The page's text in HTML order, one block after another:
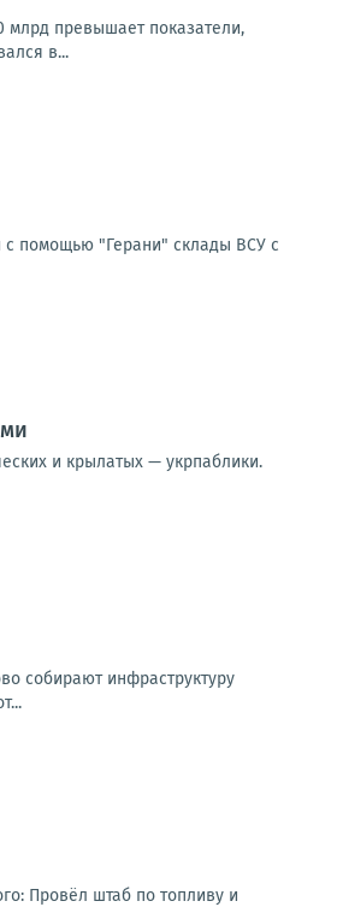
млрд превышает показатели,
в...
с помощью "Герани" склады ВСУ с
и крылатых — укрпаблики.
собирают инфраструктуру
Провёл штаб по топливу и